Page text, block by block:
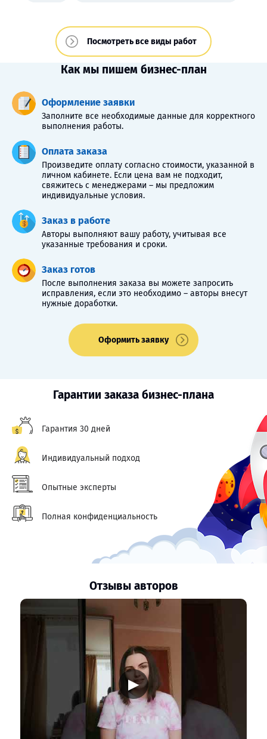
Посмотреть все виды работ
Как мы пишем бизнес-план
Оформление заявки
Заполните все необходимые данные для корректного
выполнения работы.
Оплата заказа
Произведите оплату согласно стоимости, указанной в
личном кабинете. Если цена вам не подходит,
свяжитесь с менеджерами – мы предложим
индивидуальные условия.
Заказ в работе
Авторы выполняют вашу работу, учитывая все
указанные требования и сроки.
Заказ готов
После выполнения заказа вы можете запросить
исправления, если это необходимо – авторы внесут
нужные доработки.
Оформить заявку
Гарантии заказа бизнес-плана
Гарантия 30 дней
Индивидуальный подход
Опытные эксперты
Полная конфиденциальность
Отзывы авторов
▶